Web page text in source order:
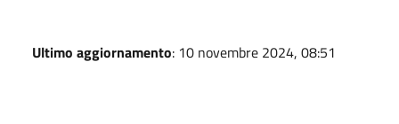
Ultimo aggiornamento: 10 novembre 2024, 08:51